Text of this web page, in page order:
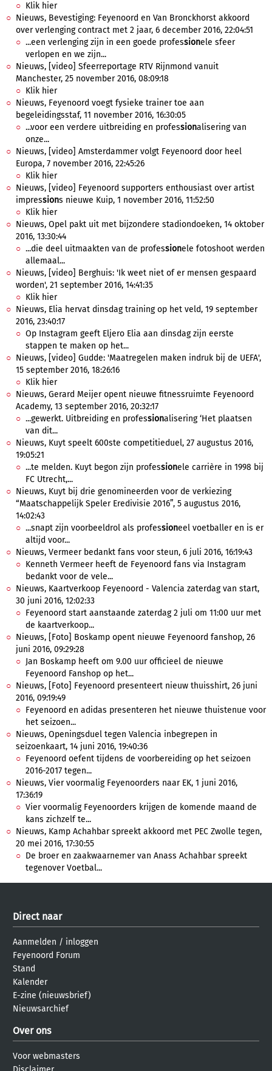
Klik hier
Nieuws, Bevestiging: Feyenoord en Van Bronckhorst akkoord
over verlenging contract met 2 jaar, 6 december 2016, 22:04:51
...een verlenging zijn in een goede professionele sfeer
verlopen en we zijn...
Nieuws, [video] Sfeerreportage RTV Rijnmond vanuit
Manchester, 25 november 2016, 08:09:18
Klik hier
Nieuws, Feyenoord voegt fysieke trainer toe aan
begeleidingsstaf, 11 november 2016, 16:30:05
...voor een verdere uitbreiding en professionalisering van
onze...
Nieuws, [video] Amsterdammer volgt Feyenoord door heel
Europa, 7 november 2016, 22:45:26
Klik hier
Nieuws, [video] Feyenoord supporters enthousiast over artist
impressions nieuwe Kuip, 1 november 2016, 11:52:50
Klik hier
Nieuws, Opel pakt uit met bijzondere stadiondoeken, 14 oktober
2016, 13:30:44
...die deel uitmaakten van de professionele fotoshoot werden
allemaal...
Nieuws, [video] Berghuis: 'Ik weet niet of er mensen gespaard
worden', 21 september 2016, 14:41:35
Klik hier
Nieuws, Elia hervat dinsdag training op het veld, 19 september
2016, 23:40:17
Op Instagram geeft Eljero Elia aan dinsdag zijn eerste
stappen te maken op het...
Nieuws, [video] Gudde: 'Maatregelen maken indruk bij de UEFA',
15 september 2016, 18:26:16
Klik hier
Nieuws, Gerard Meijer opent nieuwe fitnessruimte Feyenoord
Academy, 13 september 2016, 20:32:17
...gewerkt. Uitbreiding en professionalisering ‘Het plaatsen
van dit...
Nieuws, Kuyt speelt 600ste competitieduel, 27 augustus 2016,
19:05:21
...te melden. Kuyt begon zijn professionele carrière in 1998 bij
FC Utrecht,...
Nieuws, Kuyt bij drie genomineerden voor de verkiezing
“Maatschappelijk Speler Eredivisie 2016”, 5 augustus 2016,
14:02:43
...snapt zijn voorbeeldrol als professioneel voetballer en is er
altijd voor...
Nieuws, Vermeer bedankt fans voor steun, 6 juli 2016, 16:19:43
Kenneth Vermeer heeft de Feyenoord fans via Instagram
bedankt voor de vele...
Nieuws, Kaartverkoop Feyenoord - Valencia zaterdag van start,
30 juni 2016, 12:02:33
Feyenoord start aanstaande zaterdag 2 juli om 11:00 uur met
de kaartverkoop...
Nieuws, [Foto] Boskamp opent nieuwe Feyenoord fanshop, 26
juni 2016, 09:29:28
Jan Boskamp heeft om 9.00 uur officieel de nieuwe
Feyenoord Fanshop op het...
Nieuws, [Foto] Feyenoord presenteert nieuw thuisshirt, 26 juni
2016, 09:19:49
Feyenoord en adidas presenteren het nieuwe thuistenue voor
het seizoen...
Nieuws, Openingsduel tegen Valencia inbegrepen in
seizoenkaart, 14 juni 2016, 19:40:36
Feyenoord oefent tijdens de voorbereiding op het seizoen
2016-2017 tegen...
Nieuws, Vier voormalig Feyenoorders naar EK, 1 juni 2016,
17:36:19
Vier voormalig Feyenoorders krijgen de komende maand de
kans zichzelf te...
Nieuws, Kamp Achahbar spreekt akkoord met PEC Zwolle tegen,
20 mei 2016, 17:30:55
De broer en zaakwaarnemer van Anass Achahbar spreekt
tegenover Voetbal...
Direct naar
Aanmelden / inloggen
Feyenoord Forum
Stand
Kalender
E-zine (nieuwsbrief)
Nieuwsarchief
Over ons
Voor webmasters